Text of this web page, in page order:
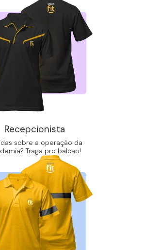
Recepcionista
sobre a operação da
Traga pro balcão!